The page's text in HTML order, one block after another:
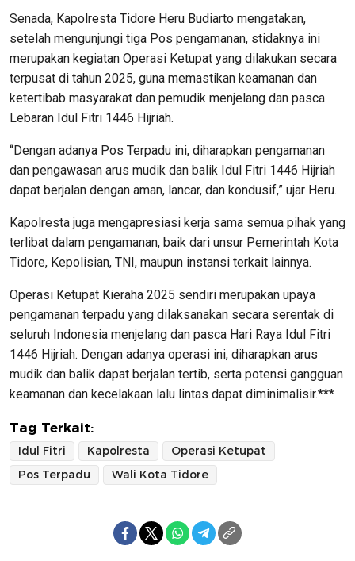
Senada, Kapolresta Tidore Heru Budiarto mengatakan,
setelah mengunjungi tiga Pos pengamanan, stidaknya ini
merupakan kegiatan Operasi Ketupat yang dilakukan secara
terpusat di tahun 2025, guna memastikan keamanan dan
ketertibab masyarakat dan pemudik menjelang dan pasca
Lebaran Idul Fitri 1446 Hijriah.
“Dengan adanya Pos Terpadu ini, diharapkan pengamanan
dan pengawasan arus mudik dan balik Idul Fitri 1446 Hijriah
dapat berjalan dengan aman, lancar, dan kondusif,” ujar Heru.
Kapolresta juga mengapresiasi kerja sama semua pihak yang
terlibat dalam pengamanan, baik dari unsur Pemerintah Kota
Tidore, Kepolisian, TNI, maupun instansi terkait lainnya.
Operasi Ketupat Kieraha 2025 sendiri merupakan upaya
pengamanan terpadu yang dilaksanakan secara serentak di
seluruh Indonesia menjelang dan pasca Hari Raya Idul Fitri
1446 Hijriah. Dengan adanya operasi ini, diharapkan arus
mudik dan balik dapat berjalan tertib, serta potensi gangguan
keamanan dan kecelakaan lalu lintas dapat diminimalisir.***
Tag Terkait:
Idul Fitri Kapolresta
Operasi Ketupat
Pos Terpadu
Wali Kota Tidore